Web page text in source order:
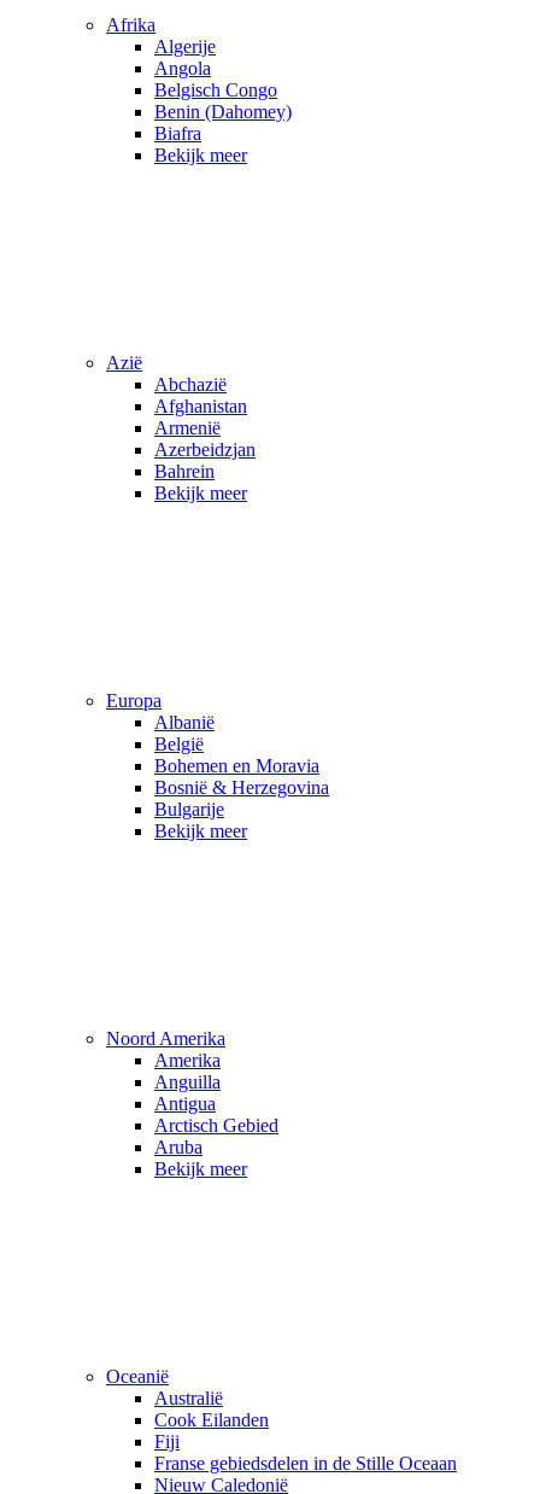
Afrika
Algerije
Angola
Belgisch Congo
Benin (Dahomey)
Biafra
Bekijk meer
Azië
Abchazië
Afghanistan
Armenië
Azerbeidzjan
Bahrein
Bekijk meer
Europa
Albanië
België
Bohemen en Moravia
Bosnië & Herzegovina
Bulgarije
Bekijk meer
Noord Amerika
Amerika
Anguilla
Antigua
Arctisch Gebied
Aruba
Bekijk meer
Oceanië
Australië
Cook Eilanden
Fiji
Franse gebiedsdelen in de Stille Oceaan
Nieuw Caledonië